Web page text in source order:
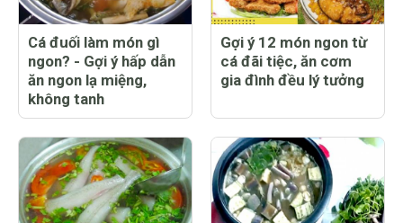
Cá đuối làm món gì
ngon? - Gợi ý hấp dẫn
ăn ngon lạ miệng,
không tanh
Gợi ý 12 món ngon từ
cá đãi tiệc, ăn cơm
gia đình đều lý tưởng